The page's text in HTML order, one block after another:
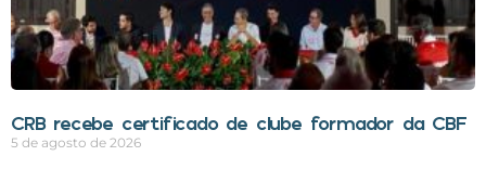
CRB recebe certificado de clube formador da CBF
5 de agosto de 2026